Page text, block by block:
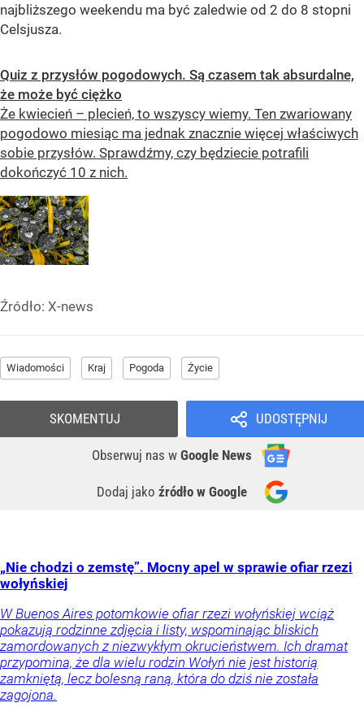
najbliższego weekendu ma być zaledwie od 2 do 8 stopni
Celsjusza.
Quiz z przysłów pogodowych. Są czasem tak absurdalne,
że może być ciężko
Że kwiecień – plecień, to wszyscy wiemy. Ten zwariowany
pogodowo miesiąc ma jednak znacznie więcej właściwych
sobie przysłów. Sprawdźmy, czy będziecie potrafili
dokończyć 10 z nich.
Źródło: X-news
Wiadomości Kraj Pogoda Życie
UDOSTĘPNIJ
Obserwuj nas w Google News
Dodaj jako źródło w Google
SKOMENTUJ
„Nie chodzi o zemstę”. Mocny apel w sprawie ofiar rzezi
wołyńskiej
W Buenos Aires potomkowie ofiar rzezi wołyńskiej wciąż
pokazują rodzinne zdjęcia i listy, wspominając bliskich
zamordowanych z niezwykłym okrucieństwem. Ich dramat
przypomina, że dla wielu rodzin Wołyń nie jest historią
zamkniętą, lecz bolesną raną, która do dziś nie została
zagojona.